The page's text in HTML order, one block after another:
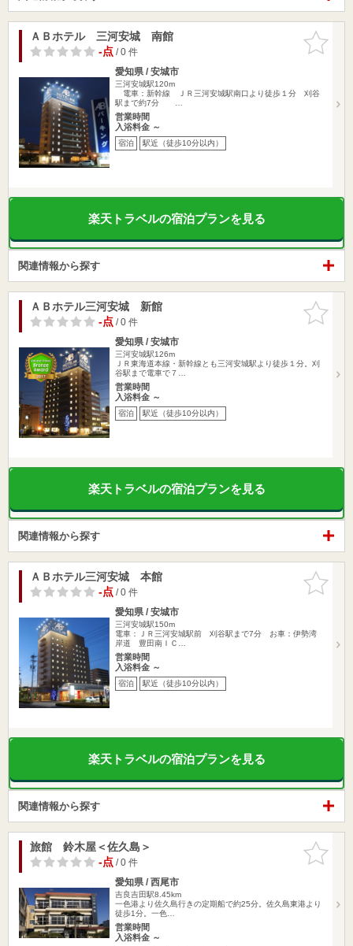
お気に入
りに追加
ＡＢホテル 三河安城 南館
-点/ 0 件
愛知県 / 安城市
三河安城駅120m
電車：新幹線 ＪＲ三河安城駅南口より徒歩１分 刈谷
駅まで約7分 …
営業時間
入浴料金 ～
宿泊 駅近（徒歩10分以内）
楽天トラベルの宿泊プランを見る
関連情報から探す
お気に入
りに追加
ＡＢホテル三河安城 新館
-点/ 0 件
愛知県 / 安城市
三河安城駅126m
ＪＲ東海道本線・新幹線とも三河安城駅より徒歩１分。刈
谷駅まで電車で７…
営業時間
入浴料金 ～
宿泊 駅近（徒歩10分以内）
楽天トラベルの宿泊プランを見る
関連情報から探す
お気に入
りに追加
ＡＢホテル三河安城 本館
-点/ 0 件
愛知県 / 安城市
三河安城駅150m
電車：ＪＲ三河安城駅前 刈谷駅まで7分 お車：伊勢湾
岸道 豊田南ＩＣ…
営業時間
入浴料金 ～
宿泊 駅近（徒歩10分以内）
楽天トラベルの宿泊プランを見る
関連情報から探す
お気に入
りに追加
旅館 鈴木屋＜佐久島＞
-点/ 0 件
愛知県 / 西尾市
吉良吉田駅8.45km
一色港より佐久島行きの定期船で約25分。佐久島東港より
徒歩1分。一色…
営業時間
入浴料金 ～